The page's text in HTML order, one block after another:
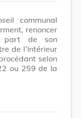
communal
renoncer
part de son
de l’Intérieur
selon
ou 259 de la